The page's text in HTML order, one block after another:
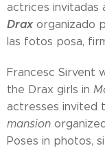
actrices invitadas
Drax organizado
las fotos posa,
Francesc Sirvent
the Drax girls in
actresses invited
mansion
Poses in photos,